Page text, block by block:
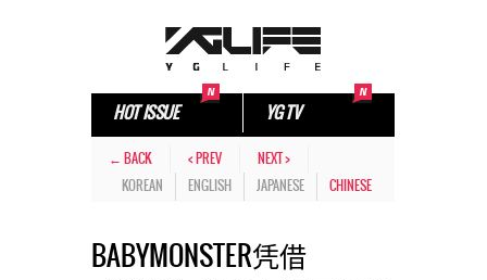
HOT ISSUE YG TV
← BACK < PREV
NEXT >
KOREAN
ENGLISH JAPANESE CHINESE
BABYMONSTER凭借